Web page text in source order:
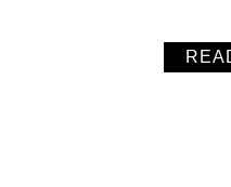
低甜度又軟Q好吃不軟爛